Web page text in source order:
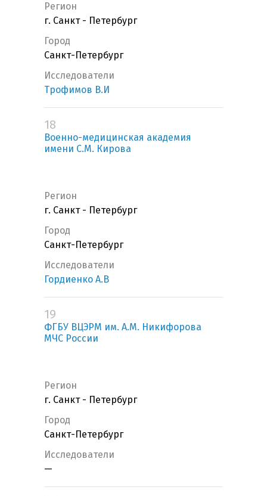
Регион
г. Санкт - Петербург
Город
Санкт-Петербург
Исследователи
Трофимов В.И
18
Военно-медицинская академия
имени С.М. Кирова
Регион
г. Санкт - Петербург
Город
Санкт-Петербург
Исследователи
Гордиенко А.В
19
ФГБУ ВЦЭРМ им. А.М. Никифорова
МЧС России
Регион
г. Санкт - Петербург
Город
Санкт-Петербург
Исследователи
—